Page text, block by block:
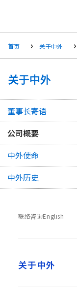
首页 关于中外
关于中外
董事长寄语
公司概要
中外使命
中外历史
联络咨询English
关于中外